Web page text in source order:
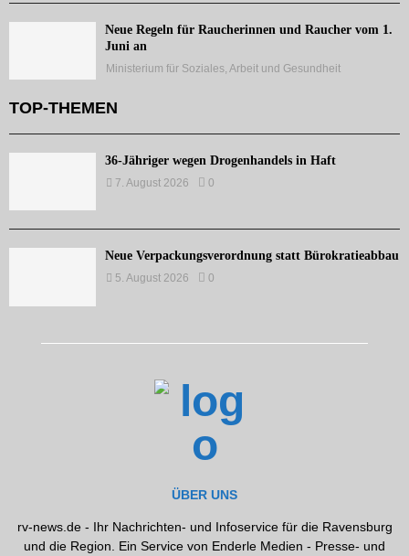
Neue Regeln für Raucherinnen und Raucher vom 1.
Juni an
Ministerium für Soziales, Arbeit und Gesundheit
TOP-THEMEN
36-Jähriger wegen Drogenhandels in Haft
7. August 2026 0
Neue Verpackungsverordnung statt Bürokratieabbau
5. August 2026 0
ÜBER UNS
rv-news.de - Ihr Nachrichten- und Infoservice für die Ravensburg
und die Region. Ein Service von Enderle Medien - Presse- und